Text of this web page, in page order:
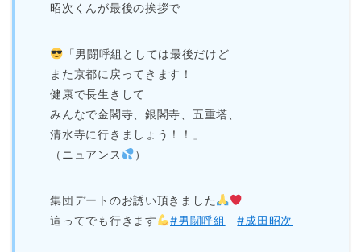
昭次くんが最後の挨拶で
「男闘呼組としては最後だけど
また京都に戻ってきます！
健康で長生きして
みんなで金閣寺、銀閣寺、五重塔、
清水寺に行きましょう！！」
（ニュアンス
）
集団デートのお誘い頂きました
這ってでも行きます
#男闘呼組 #成田昭次